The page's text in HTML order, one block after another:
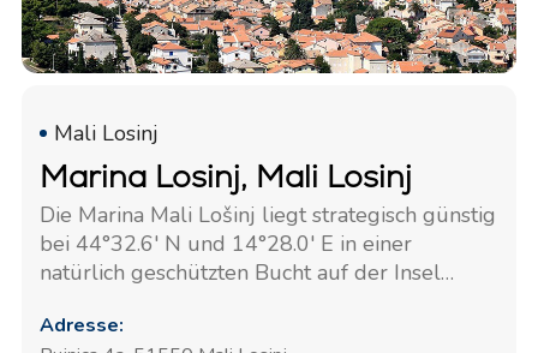
Mali Losinj
Marina Losinj, Mali Losinj
Die Marina Mali Lošinj liegt strategisch günstig
bei 44°32.6' N und 14°28.0' E in einer
natürlich geschützten Bucht auf der Insel
30 Meter Länge und einem maximalen
Adresse: